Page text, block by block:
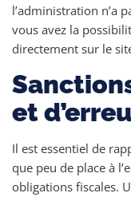
l’administration n’a
vous avez la
directement sur le
et
Il est essentiel de
que peu de place à
obligations fiscales.